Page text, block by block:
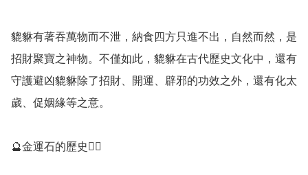
貔貅有著吞萬物而不泄，納食四方只進不出，自然而然，是
招財聚寶之神物。不僅如此，貔貅在古代歷史文化中，還有
守護避凶貔貅除了招財、開運、辟邪的功效之外，還有化太
歲、促姻緣等之意。
🔮金運石的歷史💁‍♀️